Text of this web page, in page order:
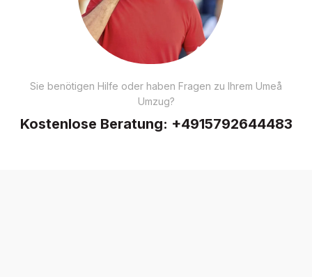
Sie benötigen Hilfe oder haben Fragen zu Ihrem Umeå
Umzug?
Kostenlose Beratung: +4915792644483